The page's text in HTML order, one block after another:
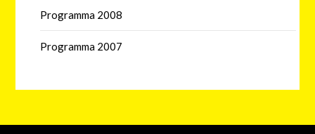
Programma 2008
Programma 2007